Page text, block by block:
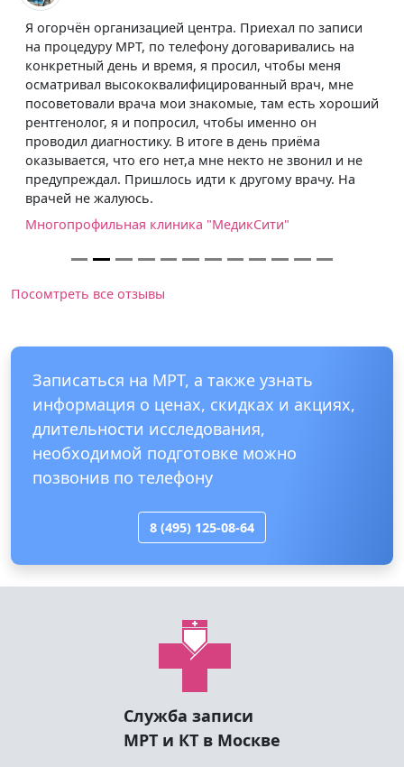
Я огорчён организацией центра. Приехал по записи
на процедуру МРТ, по телефону договаривались на
конкретный день и время, я просил, чтобы меня
осматривал высококвалифицированный врач, мне
посоветовали врача мои знакомые, там есть хороший
рентгенолог, я и попросил, чтобы именно он
проводил диагностику. В итоге в день приёма
оказывается, что его нет,а мне некто не звонил и не
предупреждал. Пришлось идти к другому врачу. На
врачей не жалуюсь.
Многопрофильная клиника "МедикСити"
Посомтреть все отзывы
Записаться на МРТ, а также узнать
информация о ценах, скидках и акциях,
длительности исследования,
необходимой подготовке можно
позвонив по телефону
8 (495) 125-08-64
Служба записи
МРТ и КТ в Москве